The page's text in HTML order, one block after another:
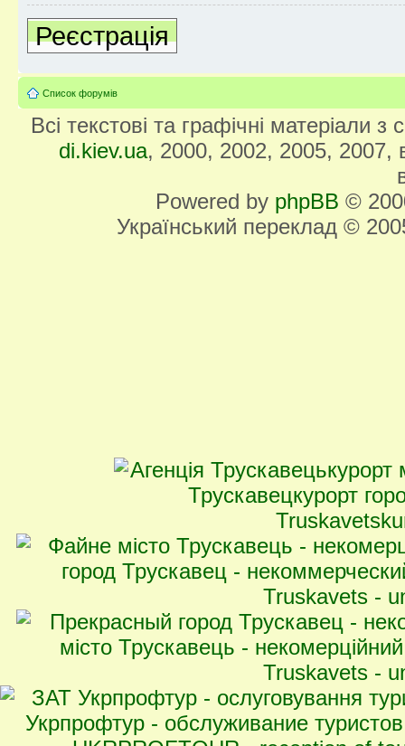
Реєстрація
Список форумів
Всі текстові та графічні матеріали
di.kiev.ua, 2000, 2002, 2005, 2007,
Powered by phpBB ©
Український переклад ©